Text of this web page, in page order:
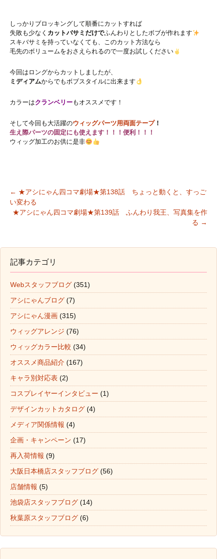
しっかりブロッキングして順番にカットすれば
失敗も少なく カットバサミだけでふんわりとしたボブが作れます
スキバサミを持っていなくても、このカット方法なら
毛先のボリュームをおさえられるので一度お試しください
今回はロングからカットしましたが、
ミディアムからでもボブスタイルに出来ます
カラーはクランベリーもオススメです！
そして今回も大活躍のウィッグパーツ用両面テープ！
生え際パーツの固定にも使えます！！！便利！！！
ウィッグ加工のお供に是非
投稿ナビゲーション
← ★アシにゃん四コマ劇場★第138話 ちょっと動くと、すっご
い変わる
★アシにゃん四コマ劇場★第139話 ふんわり我王、写真集を作
る →
記事カテゴリ
Webスタッフブログ (351)
アシにゃんブログ (7)
アシにゃん漫画 (315)
ウィッグアレンジ (76)
ウィッグカラー比較 (34)
オススメ商品紹介 (167)
キャラ別対応表 (2)
コスプレイヤーインタビュー (1)
デザインカットカタログ (4)
メディア関係情報 (4)
企画・キャンペーン (17)
再入荷情報 (9)
大阪日本橋店スタッフブログ (56)
店舗情報 (5)
池袋店スタッフブログ (14)
秋葉原スタッフブログ (6)